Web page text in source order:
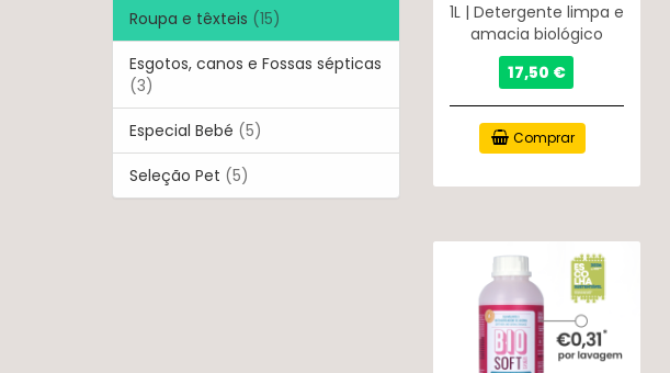
Roupa e têxteis (15)
Esgotos, canos e Fossas sépticas
(3)
Especial Bebé (5)
Seleção Pet (5)
1L | Detergente limpa e
amacia biológico
17,50 €
Comprar